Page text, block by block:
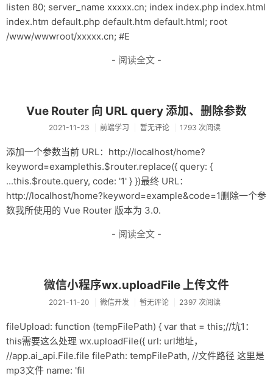
免费资源
源码分享
PHP源码
软件分享
联系我们
微信文章同步助手
listen 80; server_name xxxxx.cn; index index.php index.html
index.htm default.php default.htm default.html; root
/www/wwwroot/xxxxx.cn; #E
- 阅读全文 -
Vue Router 向 URL query 添加、删除参数
2021-11-23 前端学习 暂无评论 1793 次阅读
添加一个参数当前 URL：http://localhost/home?
keyword=examplethis.$router.replace({ query: {
...this.$route.query, code: '1' } })最终 URL：
http://localhost/home?keyword=example&code=1删除一个参
数我所使用的 Vue Router 版本为 3.0.
- 阅读全文 -
微信小程序wx.uploadFile 上传文件
2021-11-20 微信开发 暂无评论 2397 次阅读
fileUpload: function (tempFilePath) { var that = this;//坑1：
this需要这么处理 wx.uploadFile({ url: url地址，
//app.ai_api.File.file filePath: tempFilePath, //文件路径 这里是
mp3文件 name: 'fil